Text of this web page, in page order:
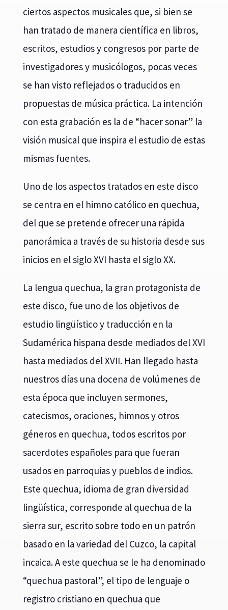
ciertos aspectos musicales que, si bien se
han tratado de manera científica en libros,
escritos, estudios y congresos por parte de
investigadores y musicólogos, pocas veces
se han visto reflejados o traducidos en
propuestas de música práctica. La intención
con esta grabación es la de “hacer sonar” la
visión musical que inspira el estudio de estas
mismas fuentes.
Uno de los aspectos tratados en este disco
se centra en el himno católico en quechua,
del que se pretende ofrecer una rápida
panorámica a través de su historia desde sus
inicios en el siglo XVI hasta el siglo XX.
La lengua quechua, la gran protagonista de
este disco, fue uno de los objetivos de
estudio lingüístico y traducción en la
Sudamérica hispana desde mediados del XVI
hasta mediados del XVII. Han llegado hasta
nuestros días una docena de volúmenes de
esta época que incluyen sermones,
catecismos, oraciones, himnos y otros
géneros en quechua, todos escritos por
sacerdotes españoles para que fueran
usados en parroquias y pueblos de indios.
Este quechua, idioma de gran diversidad
lingüística, corresponde al quechua de la
sierra sur, escrito sobre todo en un patrón
basado en la variedad del Cuzco, la capital
incaica. A este quechua se le ha denominado
“quechua pastoral”, el tipo de lenguaje o
registro cristiano en quechua que